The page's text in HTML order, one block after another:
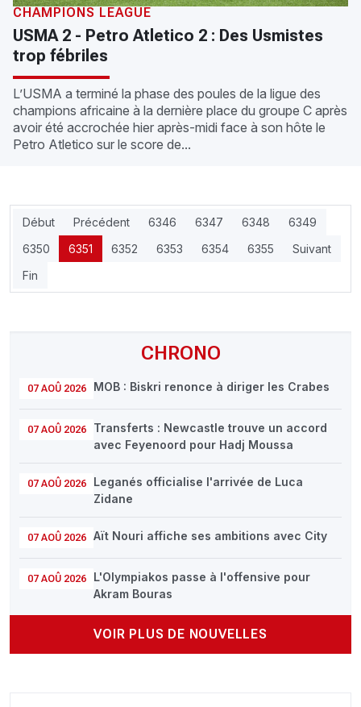
CHRONO
07 AOÛ 2026 MOB : Biskri renonce à diriger les Crabes
07 AOÛ 2026
Transferts : Newcastle trouve un accord
avec Feyenoord pour Hadj Moussa
07 AOÛ 2026
Leganés officialise l'arrivée de Luca
Zidane
07 AOÛ 2026 Aït Nouri affiche ses ambitions avec City
07 AOÛ 2026
L'Olympiakos passe à l'offensive pour
Akram Bouras
VOIR PLUS DE NOUVELLES
CHAMPIONS LEAGUE
USMA 2 - Petro Atletico 2 : Des Usmistes
trop fébriles
L’USMA a terminé la phase des poules de la ligue des
champions africaine à la dernière place du groupe C après
avoir été accrochée hier après-midi face à son hôte le
Petro Atletico sur le score de...
Début Précédent 6346 6347 6348
6349
6350
6351 6352 6353 6354 6355
Suivant
Fin